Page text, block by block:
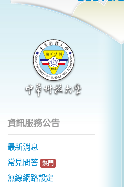
資訊服務公告
最新消息
常見問答 熱門
無線網路設定